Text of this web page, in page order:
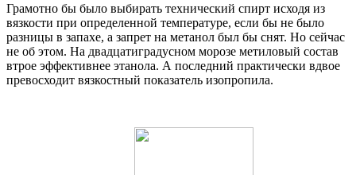
Грамотно бы было выбирать технический спирт исходя из
вязкости при определенной температуре, если бы не было
разницы в запахе, а запрет на метанол был бы снят. Но сейчас
не об этом. На двадцатиградусном морозе метиловый состав
втрое эффективнее этанола. А последний практически вдвое
превосходит вязкостный показатель изопропила.